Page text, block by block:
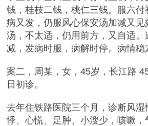
钱，桂枝二钱，桃仁三钱。服六
病又发，仍服风心保安汤加减又
汤，不太适，仍用前方，又自适。
减，发病时服，病解时停。病情稳
案二，周某，女，45岁，长江路
日初诊。
去年住铁路医院三个月，诊断风
悸、心慌、足肿、小溲少，咳嗽，